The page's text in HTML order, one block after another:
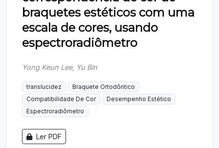
braquetes estéticos com uma
escala de cores, usando
espectroradiômetro
Yong Keun Lee, Yu Bin
translucidez
Braquete Ortodôntico
Compatibilidade De Cor
Desempenho Estético
Espectroradiômetro
Ler PDF